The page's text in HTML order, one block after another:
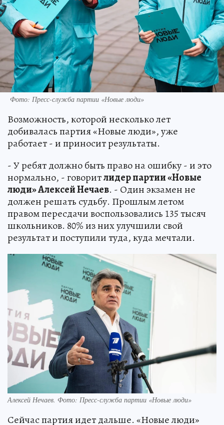
Фото: Пресс-служба партии «Новые люди»
Возможность, которой несколько лет
добивалась партия «Новые люди», уже
работает - и приносит результаты.
- У ребят должно быть право на ошибку - и это
нормально, - говоритлидер партии «Новые
люди» Алексей Нечаев. - Один экзамен не
должен решать судьбу. Прошлым летом
правом пересдачи воспользовались 135 тысяч
школьников. 80% из них улучшили свой
результат и поступили туда, куда мечтали.
Алексей Нечаев. Фото: Пресс-служба партии «Новые люди»
Сейчас партия идет дальше. «Новые люди»